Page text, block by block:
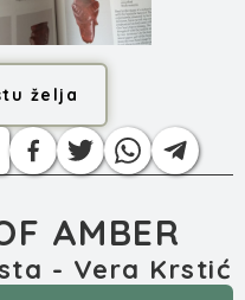
želja
AMBER
- Vera Krstić